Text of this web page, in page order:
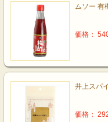
ムソー 有
価格：
井上スパ
価格：